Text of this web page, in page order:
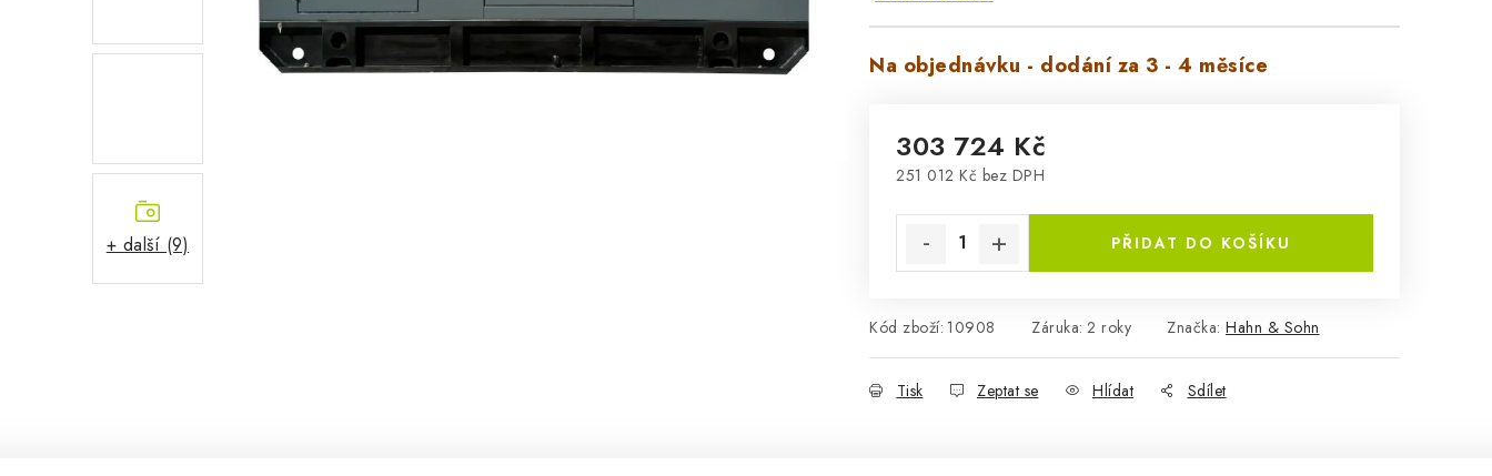
+ další (9)
Na objednávku - dodání za 3 - 4 měsíce
303 724 Kč
251 012 Kč bez DPH
PŘIDAT DO KOŠÍKU
Kód zboží: 10908 Záruka: 2 roky Značka: Hahn & Sohn
Tisk Zeptat se Hlídat Sdílet